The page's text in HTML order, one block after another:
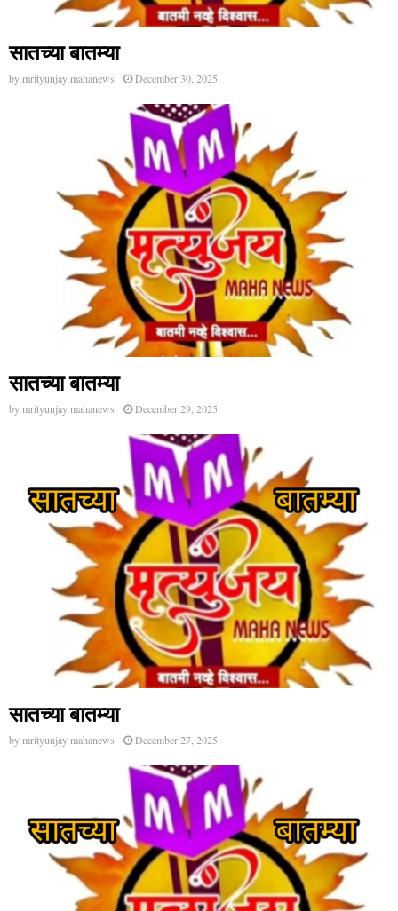
सातच्या बातम्या
by mrityunjay mahanews December 30, 2025
सातच्या बातम्या
bymrityunjay mahanews December 29, 2025
सातच्या बातम्या
by mrityunjay mahanews December 27, 2025